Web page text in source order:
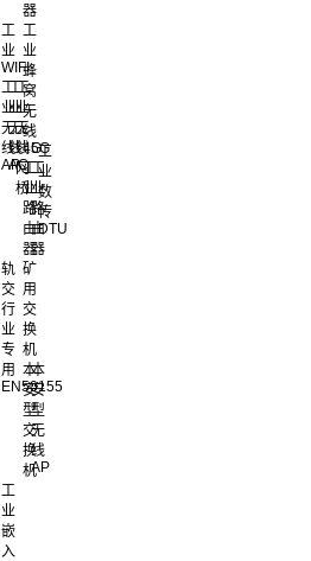
器
工
业
WIFI
工
业
无
线
AP
工
业
无
线
AC
工
业
无
线
网
桥
工
业
蜂
窝
无
线
4G
工
业
路
由
器
5G
工
业
路
由
器
工
业
数
传
DTU
轨
交
行
业
专
用
EN50155
矿
用
交
换
机
本
安
型
交
换
机
本
安
型
无
线
AP
工
业
嵌
入